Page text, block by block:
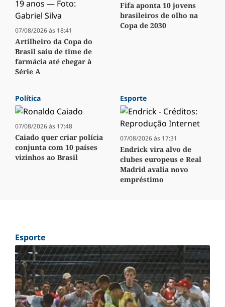
07/08/2026 às 18:41
Artilheiro da Copa do
Brasil saiu de time de
farmácia até chegar à
Série A
Fifa aponta 10 jovens
brasileiros de olho na
Copa de 2030
Política
07/08/2026 às 17:48
Caiado quer criar polícia
conjunta com 10 países
vizinhos ao Brasil
Esporte
07/08/2026 às 17:31
Endrick vira alvo de
clubes europeus e Real
Madrid avalia novo
empréstimo
Esporte